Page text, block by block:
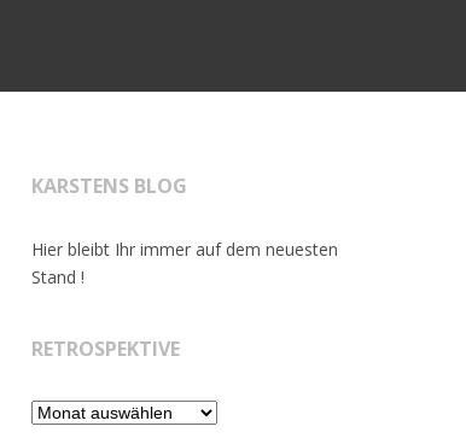
KARSTENS BLOG
Hier bleibt Ihr immer auf dem neuesten
Stand !
RETROSPEKTIVE
Retrospektive